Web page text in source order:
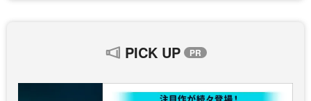
PICK UP